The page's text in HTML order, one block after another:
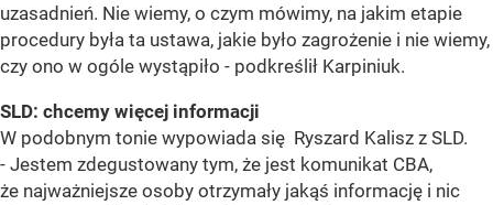
uzasadnień. Nie wiemy, o czym mówimy, na jakim etapie
procedury była ta ustawa, jakie było zagrożenie i nie wiemy,
czy ono w ogóle wystąpiło - podkreślił Karpiniuk.
SLD: chcemy więcej informacji
W podobnym tonie wypowiada się Ryszard Kalisz z SLD.
- Jestem zdegustowany tym, że jest komunikat CBA,
że najważniejsze osoby otrzymały jakąś informację i nic